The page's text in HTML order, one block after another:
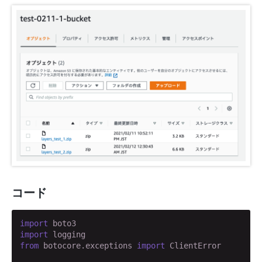
コード
import
boto3
import
from botocore.exceptions import ClientError